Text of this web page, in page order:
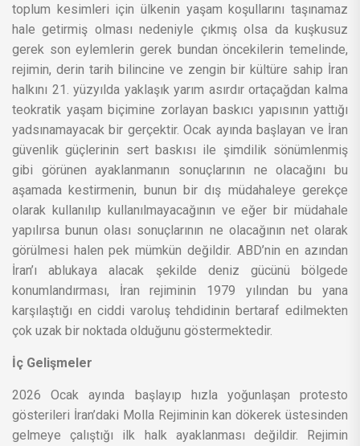
toplum kesimleri için ülkenin yaşam koşullarını taşınamaz
hale getirmiş olması nedeniyle çıkmış olsa da kuşkusuz
gerek son eylemlerin gerek bundan öncekilerin temelinde,
rejimin, derin tarih bilincine ve zengin bir kültüre sahip İran
halkını 21. yüzyılda yaklaşık yarım asırdır ortaçağdan kalma
teokratik yaşam biçimine zorlayan baskıcı yapısının yattığı
yadsınamayacak bir gerçektir. Ocak ayında başlayan ve İran
güvenlik güçlerinin sert baskısı ile şimdilik sönümlenmiş
gibi görünen ayaklanmanın sonuçlarının ne olacağını bu
aşamada kestirmenin, bunun bir dış müdahaleye gerekçe
olarak kullanılıp kullanılmayacağının ve eğer bir müdahale
yapılırsa bunun olası sonuçlarının ne olacağının net olarak
görülmesi halen pek mümkün değildir. ABD’nin en azından
İran’ı ablukaya alacak şekilde deniz gücünü bölgede
konumlandırması, İran rejiminin 1979 yılından bu yana
karşılaştığı en ciddi varoluş tehdidinin bertaraf edilmekten
çok uzak bir noktada olduğunu göstermektedir.
İç Gelişmeler
2026 Ocak ayında başlayıp hızla yoğunlaşan protesto
gösterileri İran’daki Molla Rejiminin kan dökerek üstesinden
gelmeye çalıştığı ilk halk ayaklanması değildir. Rejimin